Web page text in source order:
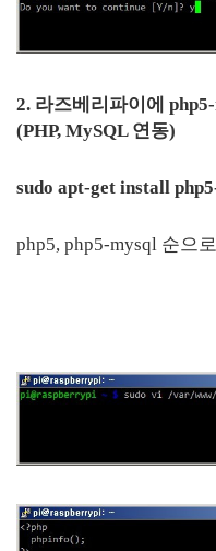
2. 라즈베리파이에
(PHP, MySQL 연동)
sudo apt-get install
php5, php5-mysql 순으